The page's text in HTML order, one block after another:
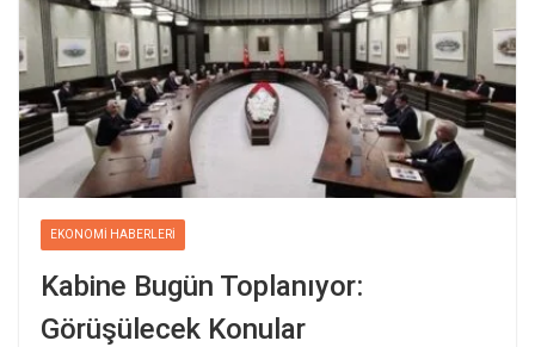
EKONOMI HABERLERI
Kabine Bugün Toplanıyor:
Görüşülecek Konular